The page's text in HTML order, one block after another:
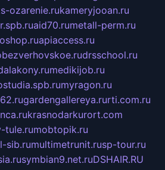
ozarenie.rukameryjooan.ru
aid70.rumetall-perm.ru
apiaccess.ru
bezverhovskoe.rudrsschool.ru
medikijob.ru
myragon.ru
gardengallereya.rurti.com.ru
krasnodarkurort.com
tule.rumobtopik.ru
sib.rumultimetrunit.rusp-tour.ru
symbian9.net.ruDSHAIR.RU